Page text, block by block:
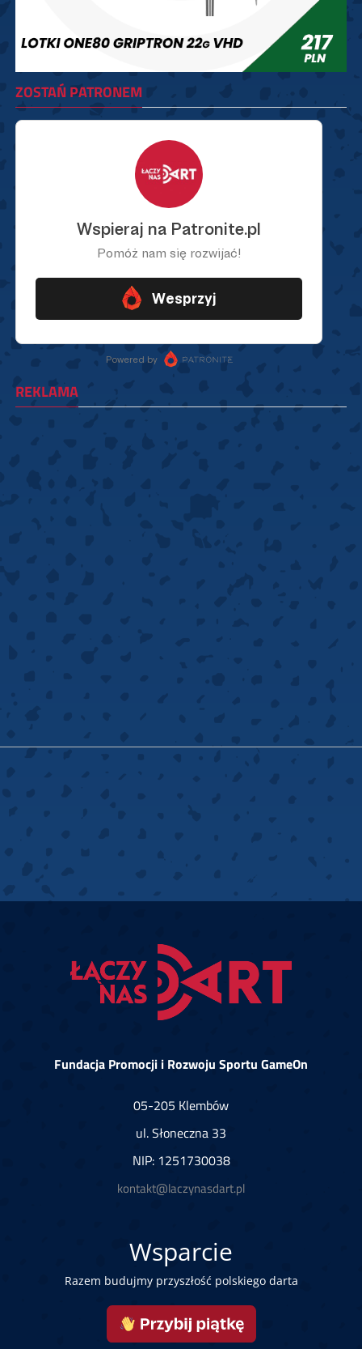
ZOSTAŃ PATRONEM
REKLAMA
Fundacja Promocji i Rozwoju Sportu GameOn
05-205 Klembów
ul. Słoneczna 33
NIP: 1251730038
kontakt@laczynasdart.pl
Wsparcie
Razem budujmy przyszłość polskiego darta